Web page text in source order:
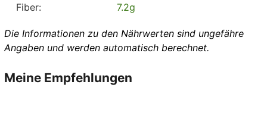
Fiber:
7.2g
Die Informationen zu den Nährwerten sind ungefähre
Angaben und werden automatisch berechnet.
Meine Empfehlungen